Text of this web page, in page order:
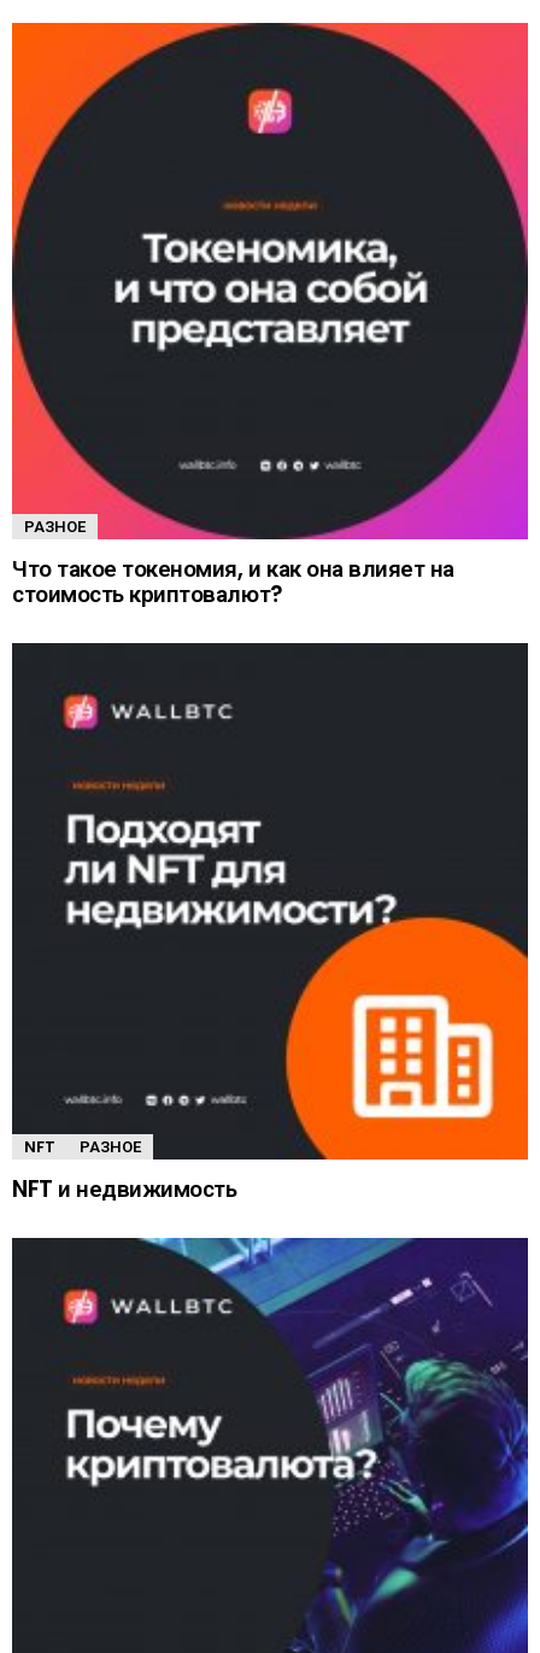
РАЗНОЕ
Что такое токеномия, и как она влияет на
стоимость криптовалют?
NFT РАЗНОЕ
NFT и недвижимость